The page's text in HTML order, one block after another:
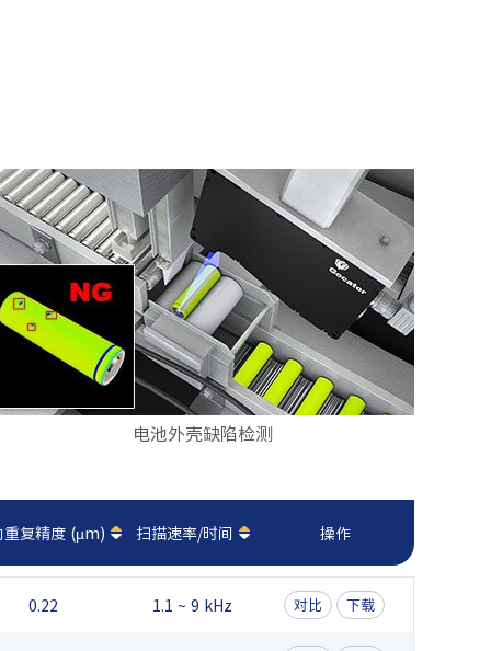
电池外壳缺陷检测
重复精度 (µm) 扫描速率/时间 操作
0.22 1.1 ~ 9 kHz 对比 下载